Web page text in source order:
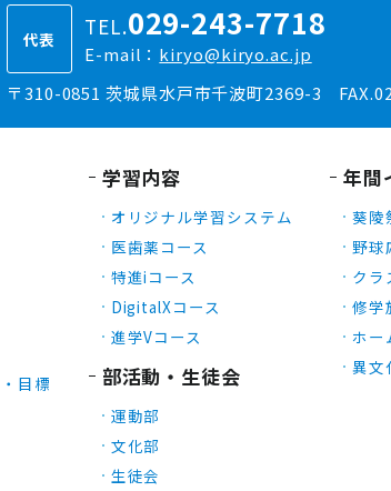
代表 TEL.029-243-7718
E-mail： kiryo@kiryo.ac.jp
〒310-0851 茨城県水戸市千波町2369-3
目標
学習内容
オリジナル学習システム
医歯薬コース
特進iコース
DigitalXコース
進学Vコース
部活動・生徒会
運動部
文化部
生徒会
年間
葵陵
野球
クラ
修学
ホー
異文